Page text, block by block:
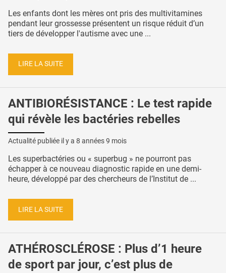
Les enfants dont les mères ont pris des multivitamines
pendant leur grossesse présentent un risque réduit d’un
tiers de développer l'autisme avec une ...
LIRE LA SUITE
ANTIBIORÉSISTANCE : Le test rapide
qui révèle les bactéries rebelles
Actualité publiée il y a 8 années 9 mois
Les superbactéries ou « superbug » ne pourront pas
échapper à ce nouveau diagnostic rapide en une demi-
heure, développé par des chercheurs de l’Institut de ...
LIRE LA SUITE
ATHÉROSCLÉROSE : Plus d’1 heure
de sport par jour, c’est plus de